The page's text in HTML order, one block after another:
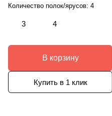
Количество полок/ярусов: 4
3 4
В корзину
Купить в 1 клик